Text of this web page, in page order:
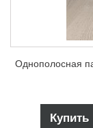
Однополосная
Купить